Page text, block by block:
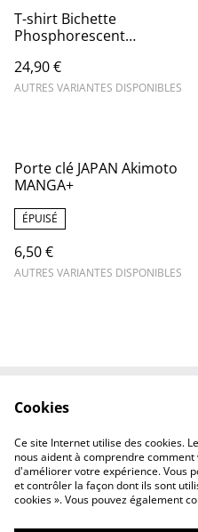
T-shirt Bichette
Phosphorescent
24,90 €
AUTRES VARIANTES DISPONIBLES
Porte clé JAPAN Akimoto
MANGA+
ÉPUISÉ
6,50 €
AUTRES VARIANTES DISPONIBLES
Politique de
confidentialité
Cookies
Ce site Internet utilise des cookies.
nous aident à comprendre
d'améliorer votre expérience. Vous
et contrôler la façon dont ils sont
cookies ». Vous pouvez également